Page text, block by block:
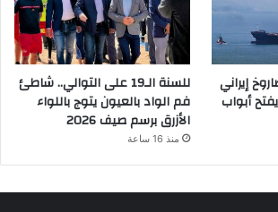
إيراني
أبواب
للسنة الـ19 على التوالي.. شاطئ
فم الواد بالعيون يتوج باللواء
الأزرق برسم صيف 2026
منذ 16 ساعة